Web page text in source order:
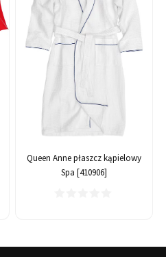
Queen Anne płaszcz kąpielowy
Spa [410906]